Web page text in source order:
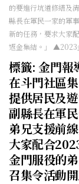
的要進行坑道修繕及
縣長在軍民一家的軍
新的任務，要求大家
返金集結。」 ▲2023
標籤:金門報
在斗門社區
提供居民及
副縣長在軍
弟兄支援前
大家配合
金門服役的
召集令活動